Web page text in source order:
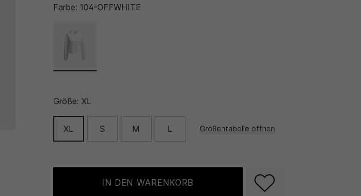
Farbe: 104-OFFWHITE
Größe: XL
XL S M L Größentabelle öffnen
IN DEN WARENKORB